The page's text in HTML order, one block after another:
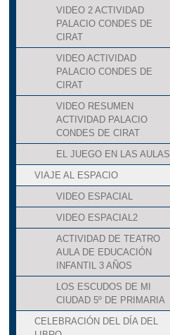
VIDEO 2 ACTIVIDAD
PALACIO CONDES DE
CIRAT
VIDEO ACTIVIDAD
PALACIO CONDES DE
CIRAT
VIDEO RESUMEN
ACTIVIDAD PALACIO
CONDES DE CIRAT
EL JUEGO EN LAS AULAS
VIAJE AL ESPACIO
VIDEO ESPACIAL
VIDEO ESPACIAL2
ACTIVIDAD DE TEATRO
AULA DE EDUCACIÓN
INFANTIL 3 AÑOS
LOS ESCUDOS DE MI
CIUDAD 5º DE PRIMARIA
CELEBRACIÓN DEL DÍA DEL